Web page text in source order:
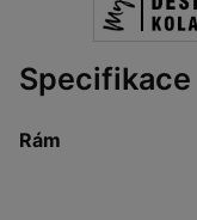
Specifikace
Rám